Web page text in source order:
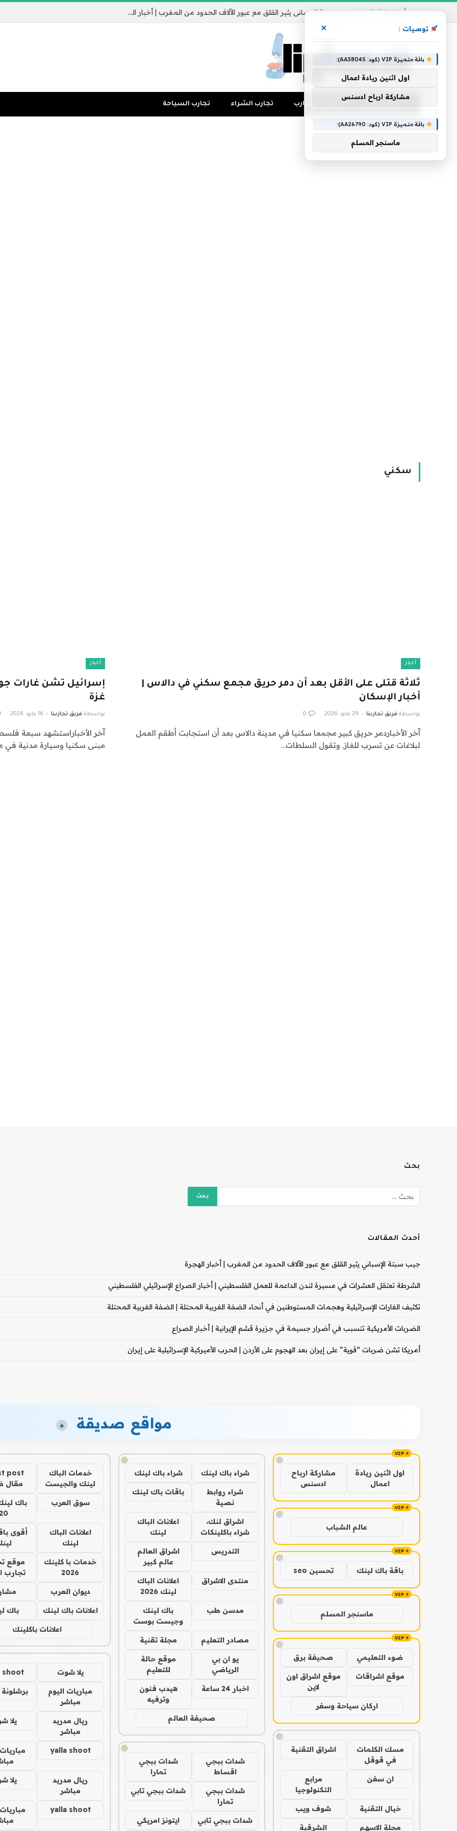
أخبار شائعة جيب سبتة الإسباني يثير القلق مع عبور الآلاف الحدود من المغرب | أخبار الهجرة
تجارب المال منوعات التجارب تجارب الشراء تجارب السياحة
سكني
أخبار
ثلاثة قتلى على الأقل بعد أن دمر حريق مجمع سكني في دالاس |
أخبار الإسكان
بواسطة فريق تجاربنا 29 مايو، 2026 0
آخر الأخباردمر حريق كبير مجمعا سكنيا في مدينة دالاس بعد أن استجابت أطقم العمل
لبلاغات عن تسرب للغاز. وتقول السلطات…
أخبار
إسرائيل تشن غارات
غزة
بواسطة فريق تجاربنا 16 مايو، 2026
آخر الأخباراستشهد سبعة
مبنى سكنيا وسيارة مدنية في
بحث
أحدث المقالات
جيب سبتة الإسباني يثير القلق مع عبور الآلاف الحدود من المغرب | أخبار الهجرة
الشرطة تعتقل العشرات في مسيرة لندن الداعمة للعمل الفلسطيني | أخبار الصراع الإسرائيلي الفلسطيني
تكثيف الغارات الإسرائيلية وهجمات المستوطنين في أنحاء الضفة الغربية المحتلة | الضفة الغربية المحتلة
الضربات الأمريكية تتسبب في أضرار جسيمة في جزيرة قشم الإيرانية | أخبار الصراع
أمريكا تشن ضربات “قوية” على إيران بعد الهجوم على الأردن | الحرب الأميركية الإسرائيلية على إيران
مواقع صديقة +
!
اول اثنين ريادة
اعمال
مشاركة ارباح
ادسنس
!
عالم الشباب
!
باقة باك لينك تحسين seo
!
ماسنجر المسلم
!
ضوء التعليمي صحيفة برق
موقع اشراقات
موقع اشراق اون
لاين
اركان سياحة وسفر
!
مسك الكلمات
في قوقل
اشراق التقنية
ان سفن
مرابع
التكنولوجيا
خيال التقنية شوف ويب
مجلة الاسهم الشرقية
!
شراء باك لينك شراء باك لينك
شراء روابط
نصية
باقات باك لينك
اشراق لنك،
شراء باكلينكات
اعلانات الباك
لينك
التدريس
اشراق العالم
عالم كبير
منتدى الاشراق
اعلانات الباك
لينك 2026
مدسن طب
باك لينك
وجيست بوست
مصادر التعليم مجلة تقنية
يو ان بي
الرياضي
موقع حالة
للتعليم
اخبار 24 ساعة
هيدب فنون
وترفيه
صحيفة العالم
!
شدات ببجي
اقساط
شدات ببجي
تمارا
شدات ببجي
تمارا
شدات ببجي تابي
شدات ببجي تابي ايتونز امريكي
خدمات الباك
لينك والجيست
post
مقال
سوق العرب
باك
اعلانات الباك
لينك
أقوى
خدمات با كلينك
2026
موقع
تجارب
ديوان العرب
اعلانات باك لينك باك
اعلانات باكلينك
يلا شوت shoot
مباريات اليوم
مباشر
ريال مدريد
مباشر
يلا
yalla shoot
ريال مدريد
مباشر
يلا
yalla shoot
توصيات : ×
باقة متميزة VIP (كود: AA38045):
اول اثنين ريادة اعمال
مشاركة ارباح ادسنس
باقة متميزة VIP (كود: AA26790):
ماسنجر المسلم